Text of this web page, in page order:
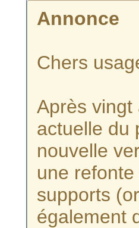
Annonce
Chers
Après vingt
actuelle du
nouvelle
une
supports
également